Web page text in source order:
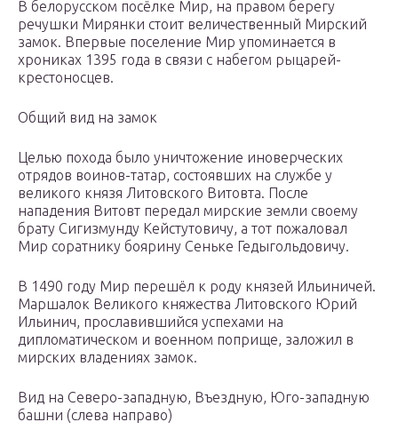
В белорусском посёлке Мир, на правом берегу
речушки Мирянки стоит величественный Мирский
замок. Впервые поселение Мир упоминается в
хрониках 1395 года в связи с набегом рыцарей-
крестоносцев.
Общий вид на замок
Целью похода было уничтожение иноверческих
отрядов воинов-татар, состоявших на службе у
великого князя Литовского Витовта. После
нападения Витовт передал мирские земли своему
брату Сигизмунду Кейстутовичу, а тот пожаловал
Мир соратнику боярину Сеньке Гедыгольдовичу.
В 1490 году Мир перешёл к роду князей Ильиничей.
Маршалок Великого княжества Литовского Юрий
Ильинич, прославившийся успехами на
дипломатическом и военном поприще, заложил в
мирских владениях замок.
Вид на Северо-западную, Въездную, Юго-западную
башни (слева направо)